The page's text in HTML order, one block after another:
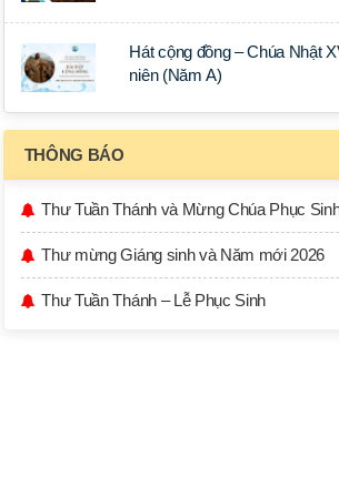
Hát cộng đồng – Chúa Nhật
niên (Năm A)
THÔNG BÁO
Thư Tuần Thánh và Mừng Chúa Phục
Thư mừng Giáng sinh và Năm mới 2026
Thư Tuần Thánh – Lễ Phục Sinh